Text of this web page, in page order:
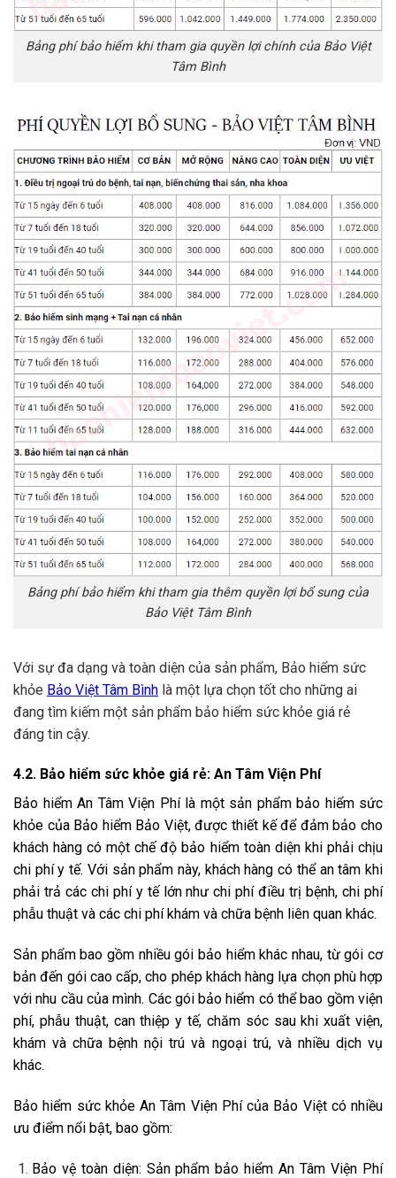
Bảng phí bảo hiểm khi tham gia quyền lợi chính của Bảo Việt
Tâm Bình
Bảng phí bảo hiểm khi tham gia thêm quyền lợi bổ sung của
Bảo Việt Tâm Bình
Với sự đa dạng và toàn diện của sản phẩm, Bảo hiểm sức
khỏe Bảo Việt Tâm Bình là một lựa chọn tốt cho những ai
đang tìm kiếm một sản phẩm bảo hiểm sức khỏe giá rẻ
đáng tin cậy.
4.2. Bảo hiểm sức khỏe giá rẻ: An Tâm Viện Phí
Bảo hiểm An Tâm Viện Phí là một sản phẩm bảo hiểm sức
khỏe của Bảo hiểm Bảo Việt, được thiết kế để đảm bảo cho
khách hàng có một chế độ bảo hiểm toàn diện khi phải chịu
chi phí y tế. Với sản phẩm này, khách hàng có thể an tâm khi
phải trả các chi phí y tế lớn như chi phí điều trị bệnh, chi phí
phẫu thuật và các chi phí khám và chữa bệnh liên quan khác.
Sản phẩm bao gồm nhiều gói bảo hiểm khác nhau, từ gói cơ
bản đến gói cao cấp, cho phép khách hàng lựa chọn phù hợp
với nhu cầu của mình. Các gói bảo hiểm có thể bao gồm viện
phí, phẫu thuật, can thiệp y tế, chăm sóc sau khi xuất viện,
khám và chữa bệnh nội trú và ngoại trú, và nhiều dịch vụ
khác.
Bảo hiểm sức khỏe An Tâm Viện Phí của Bảo Việt có nhiều
ưu điểm nổi bật, bao gồm:
Bảo vệ toàn diện: Sản phẩm bảo hiểm An Tâm Viện Phí